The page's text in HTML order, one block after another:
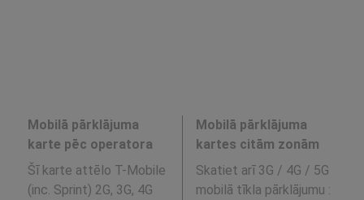
Mobilā pārklājuma
karte pēc operatora
Šī karte attēlo T-Mobile
(inc. Sprint) 2G, 3G, 4G
Mobilā pārklājuma
kartes citām zonām
Skatiet arī 3G / 4G / 5G
mobilā tīkla pārklājumu :